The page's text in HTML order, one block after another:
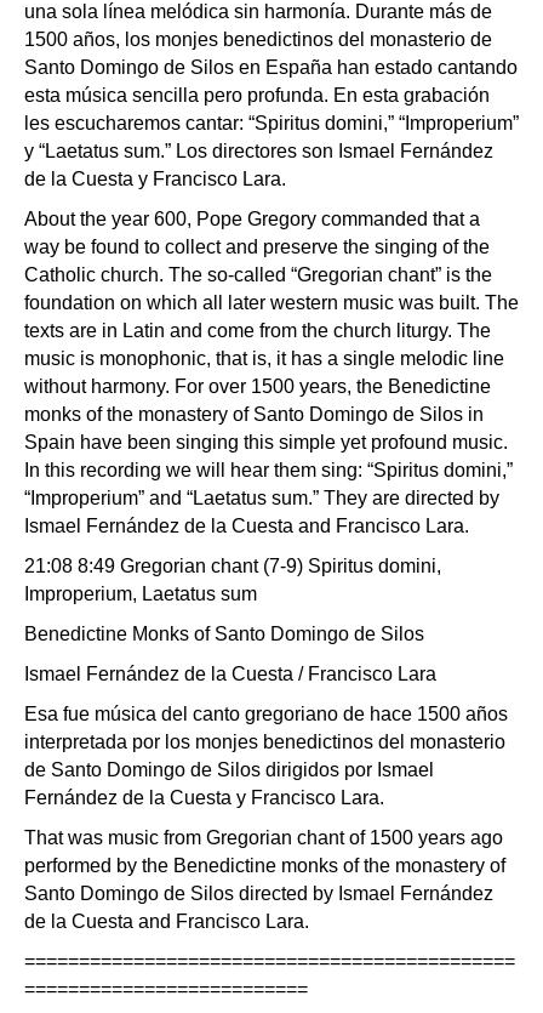
una sola línea melódica sin harmonía. Durante más de
1500 años, los monjes benedictinos del monasterio de
Santo Domingo de Silos en España han estado cantando
esta música sencilla pero profunda. En esta grabación
les escucharemos cantar: “Spiritus domini,” “Improperium”
y “Laetatus sum.” Los directores son Ismael Fernández
de la Cuesta y Francisco Lara.
About the year 600, Pope Gregory commanded that a
way be found to collect and preserve the singing of the
Catholic church. The so-called “Gregorian chant” is the
foundation on which all later western music was built. The
texts are in Latin and come from the church liturgy. The
music is monophonic, that is, it has a single melodic line
without harmony. For over 1500 years, the Benedictine
monks of the monastery of Santo Domingo de Silos in
Spain have been singing this simple yet profound music.
In this recording we will hear them sing: “Spiritus domini,”
“Improperium” and “Laetatus sum.” They are directed by
Ismael Fernández de la Cuesta and Francisco Lara.
21:08 8:49 Gregorian chant (7-9) Spiritus domini,
Improperium, Laetatus sum
Benedictine Monks of Santo Domingo de Silos
Ismael Fernández de la Cuesta / Francisco Lara
Esa fue música del canto gregoriano de hace 1500 años
interpretada por los monjes benedictinos del monasterio
de Santo Domingo de Silos dirigidos por Ismael
Fernández de la Cuesta y Francisco Lara.
That was music from Gregorian chant of 1500 years ago
performed by the Benedictine monks of the monastery of
Santo Domingo de Silos directed by Ismael Fernández
de la Cuesta and Francisco Lara.
=============================================
==========================